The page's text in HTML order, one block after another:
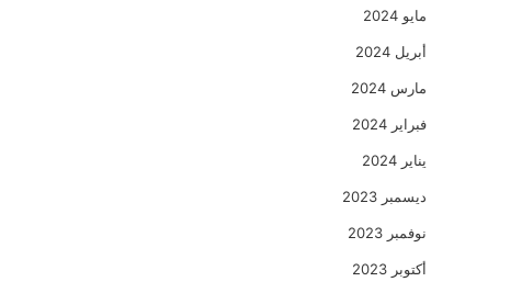
مايو 2024
أبريل 2024
مارس 2024
فبراير 2024
يناير 2024
ديسمبر 2023
نوفمبر 2023
أكتوبر 2023